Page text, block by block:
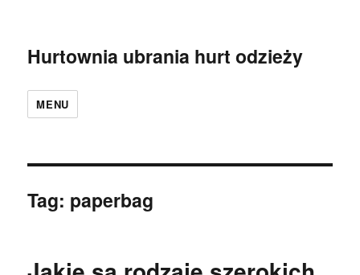
Hurtownia ubrania hurt odzieży
MENU
Tag: paperbag